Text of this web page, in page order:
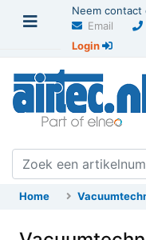
Neem contact
Email
Login
Home